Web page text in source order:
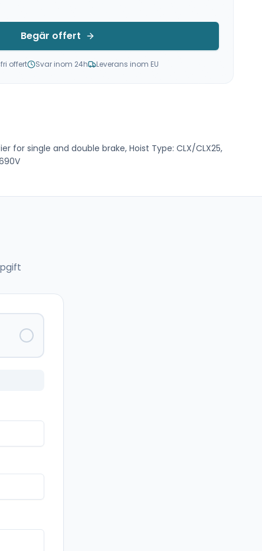
Begär offert
offert Svar inom 24h Leverans inom EU
for single and double brake, Hoist Type: CLX/CLX25,